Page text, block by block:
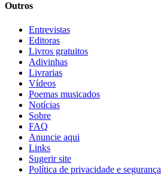
Outros
Entrevistas
Editoras
Livros gratuitos
Adivinhas
Livrarias
Vídeos
Poemas musicados
Notícias
Sobre
FAQ
Anuncie aqui
Links
Sugerir site
Política de privacidade e segurança